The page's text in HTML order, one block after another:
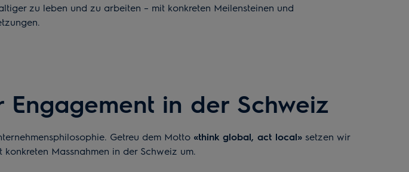
zu leben und zu arbeiten – mit konkreten Meilensteinen und
in der Schweiz
Getreu dem Motto «think global, act local»setzen wir
Massnahmen in der Schweiz um.